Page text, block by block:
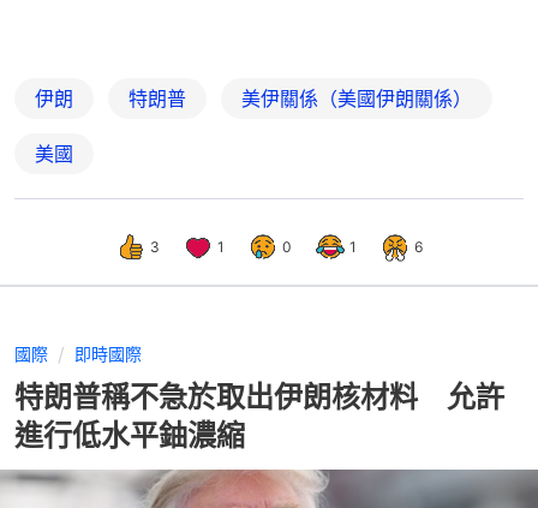
伊朗 特朗普 美伊關係（美國伊朗關係）
美國
3 1 0 1 6
國際 即時國際
特朗普稱不急於取出伊朗核材料 允許
進行低水平鈾濃縮